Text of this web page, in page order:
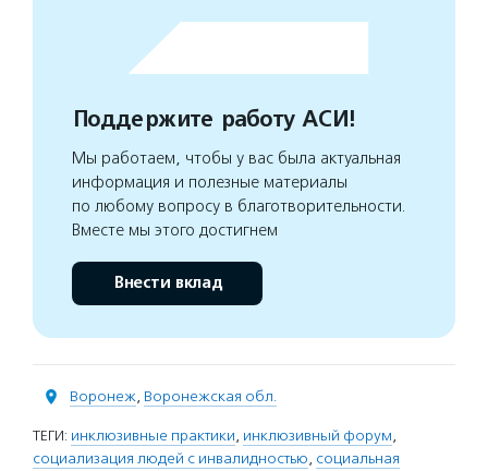
Поддержите работу АСИ!
Мы работаем, чтобы у вас была актуальная
информация и полезные материалы
по любому вопросу в благотворительности.
Вместе мы этого достигнем
Внести вклад
Воронеж, Воронежская обл.
ТЕГИ: инклюзивные практики, инклюзивный форум,
социализация людей с инвалидностью, социальная